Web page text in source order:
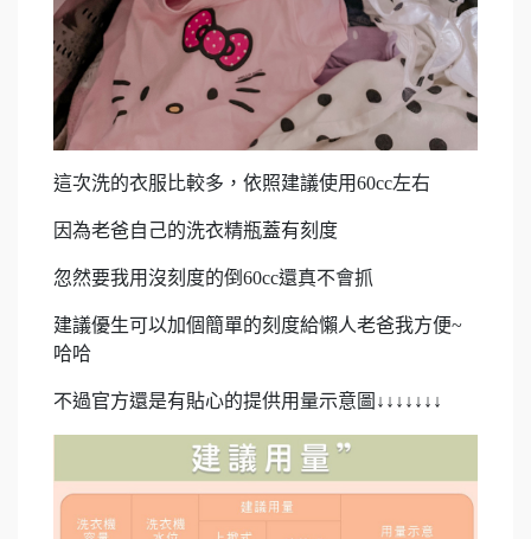
這次洗的衣服比較多，依照建議使用60cc左右
因為老爸自己的洗衣精瓶蓋有刻度
忽然要我用沒刻度的倒60cc還真不會抓
建議優生可以加個簡單的刻度給懶人老爸我方便~
哈哈
不過官方還是有貼心的提供用量示意圖↓↓↓↓↓↓↓